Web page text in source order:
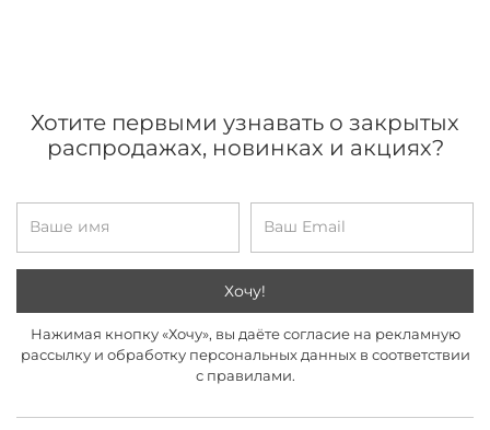
Хотите первыми узнавать о закрытых
распродажах, новинках и акциях?
Хочу!
Нажимая кнопку «Хочу», вы даёте согласие на рекламную
рассылку и обработку персональных данных в соответствии
с правилами.